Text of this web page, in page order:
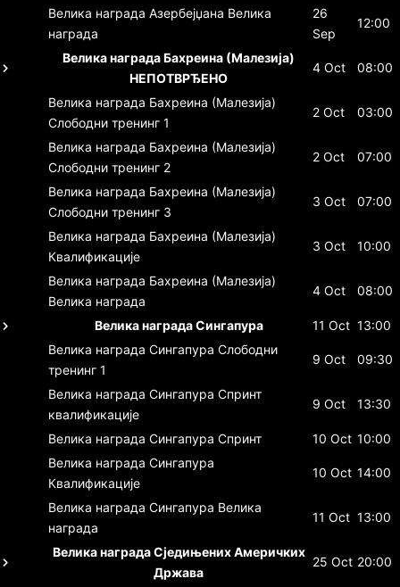
Велика награда Азербејџана Велика
награда
26
Sep
12:00
Велика награда Бахреина (Малезија)
НЕПОТВРЂЕНО
4 Oct 08:00
Велика награда Бахреина (Малезија)
Слободни тренинг 1
2 Oct 03:00
Велика награда Бахреина (Малезија)
Слободни тренинг 2
2 Oct 07:00
Велика награда Бахреина (Малезија)
Слободни тренинг 3
3 Oct 07:00
Велика награда Бахреина (Малезија)
Квалификације
3 Oct 10:00
Велика награда Бахреина (Малезија)
Велика награда
4 Oct 08:00
Велика награда Сингапура 11 Oct 13:00
Велика награда Сингапура Слободни
тренинг 1
9 Oct 09:30
Велика награда Сингапура Спринт
квалификације
9 Oct 13:30
Велика награда Сингапура Спринт 10 Oct 10:00
Велика награда Сингапура
Квалификације
10 Oct 14:00
Велика награда Сингапура Велика
награда
11 Oct 13:00
Велика награда Сједињених Америчких
Држава
25 Oct 20:00